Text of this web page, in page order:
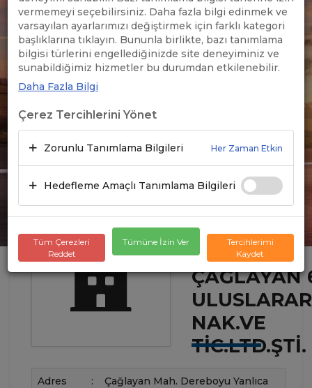
ÇAĞLAYAN
NAK.VE
TIC.LTD.ŞTI.
Adres :
Çağlayan Mah. Dereboyu Yanlıca
vermemeyi seçebilirsiniz. Daha fazla bilgi edinmek ve
varsayılan ayarlarımızı değiştirmek için farklı kategori
başlıklarına tıklayın. Bununla birlikte, bazı tanımlama
bilgisi türlerini engellediğinizde site deneyiminiz ve
sunabildiğimiz hizmetler bu durumdan etkilenebilir.
Daha Fazla Bilgi
Çerez Tercihlerini Yönet
Zorunlu Tanımlama Bilgileri Her Zaman Etkin
Hedefleme Amaçlı Tanımlama Bilgileri
Tüm Çerezleri
Reddet
Tümüne İzin Ver
Tercihlerimi
Kaydet